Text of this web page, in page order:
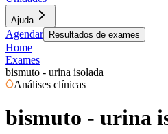
Ajuda
Agendar Resultados de exames
Home
Exames
bismuto - urina isolada
Análises clínicas
bismuto - urina